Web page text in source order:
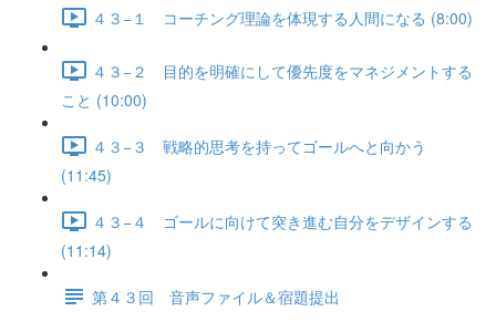
４３−１ コーチング理論を体現する人間になる (8:00)
４３−２ 目的を明確にして優先度をマネジメントする
こと (10:00)
４３−３ 戦略的思考を持ってゴールへと向かう
(11:45)
４３−４ ゴールに向けて突き進む自分をデザインする
(11:14)
第４３回 音声ファイル＆宿題提出